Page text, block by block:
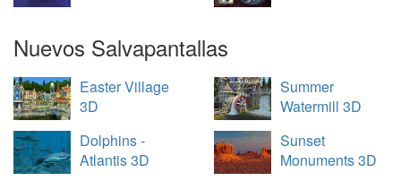
Nuevos Salvapantallas
Easter Village
3D
Summer
Watermill 3D
Dolphins -
Atlantis 3D
Sunset
Monuments 3D